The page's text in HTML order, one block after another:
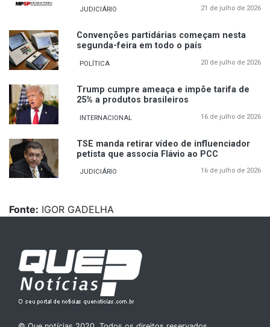
JUDICIÁRIO 21 de julho de 2026
Convenções partidárias começam nesta
segunda-feira em todo o país
POLÍTICA 20 de julho de 2026
Trump cumpre ameaça e impõe tarifa de
25% a produtos brasileiros
INTERNACIONAL 16 de julho de 2026
TSE manda retirar vídeo de influenciador
petista que associa Flávio ao PCC
JUDICIÁRIO 16 de julho de 2026
Fonte: IGOR GADELHA